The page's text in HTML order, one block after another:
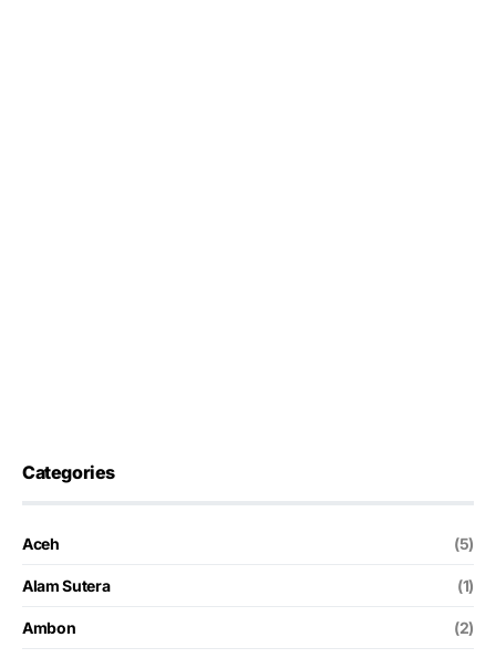
Categories
Aceh (5)
Alam Sutera (1)
Ambon (2)